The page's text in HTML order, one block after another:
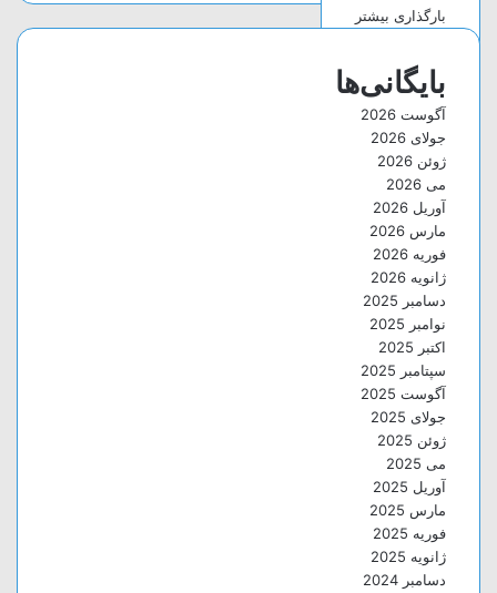
بارگذاری بیشتر
بایگانی‌ها
آگوست 2026
جولای 2026
ژوئن 2026
می 2026
آوریل 2026
مارس 2026
فوریه 2026
ژانویه 2026
دسامبر 2025
نوامبر 2025
اکتبر 2025
سپتامبر 2025
آگوست 2025
جولای 2025
ژوئن 2025
می 2025
آوریل 2025
مارس 2025
فوریه 2025
ژانویه 2025
دسامبر 2024